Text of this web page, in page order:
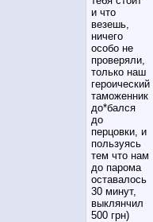
и что
везешь,
ничего
особо не
проверяли,
только наш
героический
таможенник
до*бался
до
перцовки, и
пользуясь
тем что нам
до парома
оставалось
30 минут,
выклянчил
500 грн)